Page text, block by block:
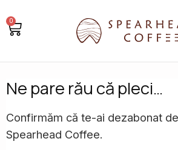
ca0 Cos
Ne pare rău că pleci…
Confirmăm că te-ai dezabonat
Spearhead Coffee.